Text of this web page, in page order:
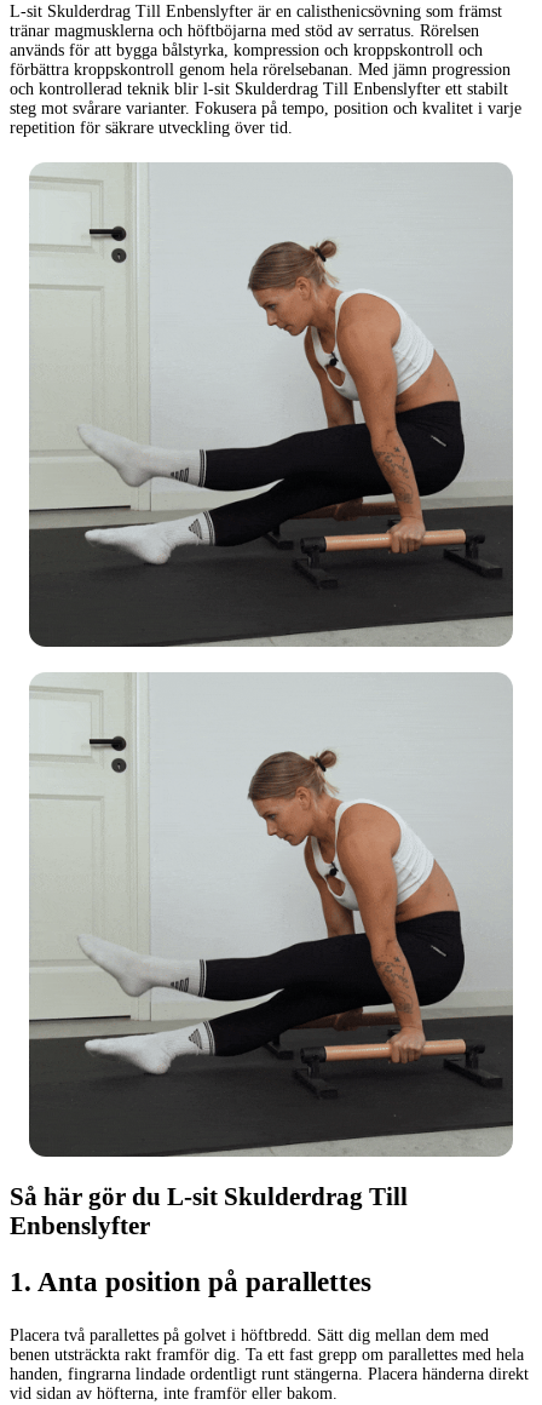
L-sit Skulderdrag Till Enbenslyfter är en calisthenicsövning som främst
tränar magmusklerna och höftböjarna med stöd av serratus. Rörelsen
används för att bygga bålstyrka, kompression och kroppskontroll och
förbättra kroppskontroll genom hela rörelsebanan. Med jämn progression
och kontrollerad teknik blir l-sit Skulderdrag Till Enbenslyfter ett stabilt
steg mot svårare varianter. Fokusera på tempo, position och kvalitet i varje
repetition för säkrare utveckling över tid.
Så här gör du L-sit Skulderdrag Till
Enbenslyfter
1. Anta position på parallettes
Placera två parallettes på golvet i höftbredd. Sätt dig mellan dem med
benen utsträckta rakt framför dig. Ta ett fast grepp om parallettes med hela
handen, fingrarna lindade ordentligt runt stängerna. Placera händerna direkt
vid sidan av höfterna, inte framför eller bakom.